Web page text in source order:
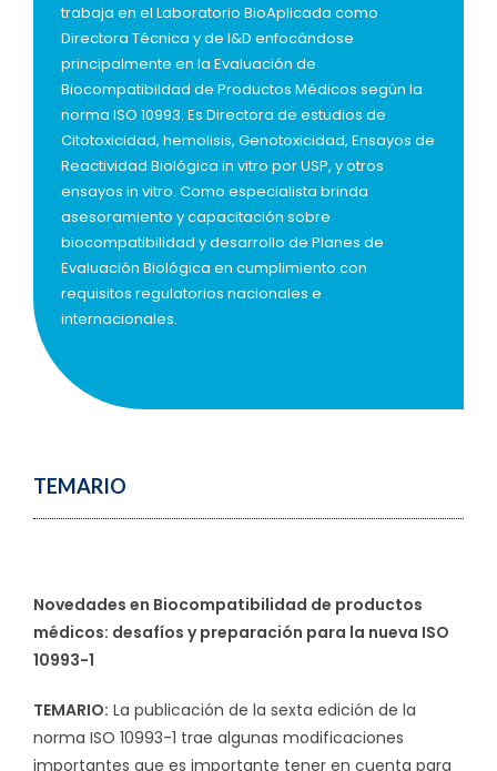
trabaja en el Laboratorio BioAplicada como
Directora Técnica y de I&D enfocándose
principalmente en la Evaluación de
Biocompatibildad de Productos Médicos según la
norma ISO 10993. Es Directora de estudios de
Citotoxicidad, hemolisis, Genotoxicidad, Ensayos de
Reactividad Biológica in vitro por USP, y otros
ensayos in vitro. Como especialista brinda
asesoramiento y capacitación sobre
biocompatibilidad y desarrollo de Planes de
Evaluación Biológica en cumplimiento con
requisitos regulatorios nacionales e
internacionales.
TEMARIO
Novedades en Biocompatibilidad de productos
médicos: desafíos y preparación para la nueva ISO
10993-1
TEMARIO: La publicación de la sexta edición de la
norma ISO 10993-1 trae algunas modificaciones
importantes que es importante tener en cuenta para